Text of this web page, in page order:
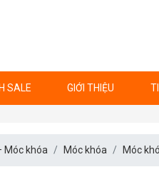
SALE GIỚI THIỆU
Móc khóa Móc khóa Móc